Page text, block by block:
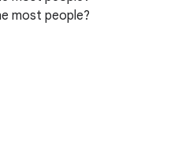
most people?